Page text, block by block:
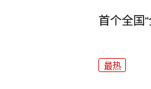
首个全国
最热